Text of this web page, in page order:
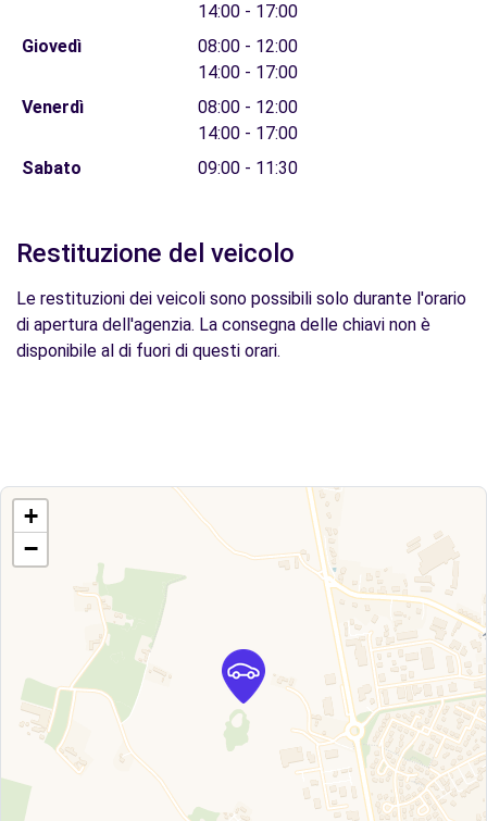
14:00 - 17:00
Giovedì
08:00 - 12:00
14:00 - 17:00
Venerdì
08:00 - 12:00
14:00 - 17:00
Sabato
09:00 - 11:30
Restituzione del veicolo
Le restituzioni dei veicoli sono possibili solo durante l'orario
di apertura dell'agenzia. La consegna delle chiavi non è
disponibile al di fuori di questi orari.
+
−